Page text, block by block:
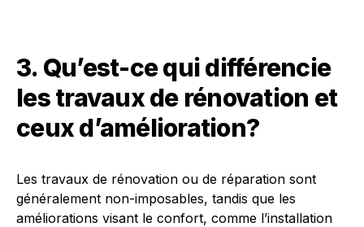
3. Qu’est-ce qui différencie
les travaux de rénovation et
ceux d’amélioration?
Les travaux de rénovation ou de réparation sont
généralement non-imposables, tandis que les
améliorations visant le confort, comme l’installation